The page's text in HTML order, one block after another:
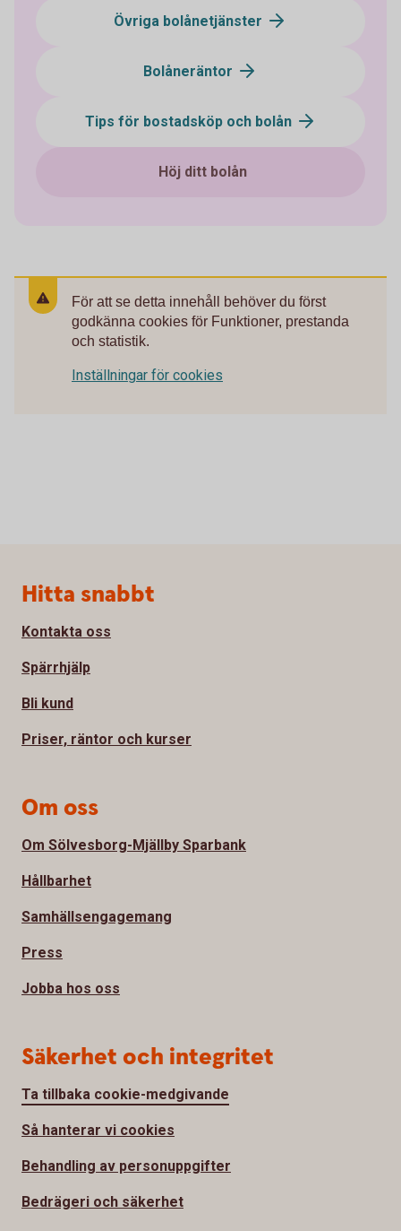
Övriga bolånetjänster
Bolåneräntor
Tips för bostadsköp och bolån
Höj ditt bolån
För att se detta innehåll behöver du först
godkänna cookies för Funktioner, prestanda
och statistik.
Inställningar för cookies
Sidfot
Hitta snabbt
Kontakta oss
Spärrhjälp
Bli kund
Priser, räntor och kurser
Om oss
Om Sölvesborg-Mjällby Sparbank
Hållbarhet
Samhällsengagemang
Press
Jobba hos oss
Säkerhet och integritet
Ta tillbaka cookie-medgivande
Så hanterar vi cookies
Behandling av personuppgifter
Bedrägeri och säkerhet